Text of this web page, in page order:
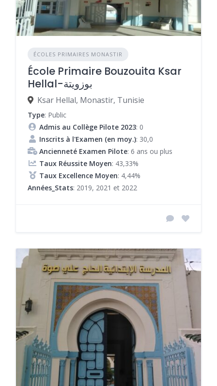
ÉCOLES PRIMAIRES MONASTIR
École Primaire Bouzouita Ksar
Hellal-بوزويتة
Ksar Hellal, Monastir, Tunisie
Type: Public
Admis au Collège Pilote 2023: 0
Inscrits à l'Examen (en moy.): 30,0
Ancienneté Examen Pilote: 6 ans ou plus
Taux Réussite Moyen: 43,33%
Taux Excellence Moyen: 4,44%
Années_Stats: 2019, 2021 et 2022